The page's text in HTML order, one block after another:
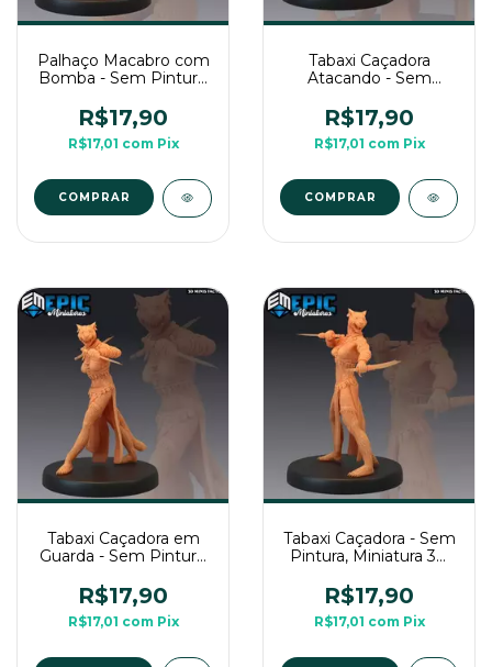
Palhaço Macabro com
Bomba - Sem Pintura,
Para RPG de Mesa
R$17,90
R$17,01 com Pix
COMPRAR
Tabaxi Caçadora
Atacando - Sem
Médio Para RPG de
Mesa
R$17,90
R$17,01 com Pix
COMPRAR
Tabaxi Caçadora em
Guarda - Sem Pintura,
Para RPG de Mesa
R$17,90
R$17,01 com Pix
Tabaxi Caçadora - Sem
Pintura, Miniatura 3D
Mesa
R$17,90
R$17,01 com Pix